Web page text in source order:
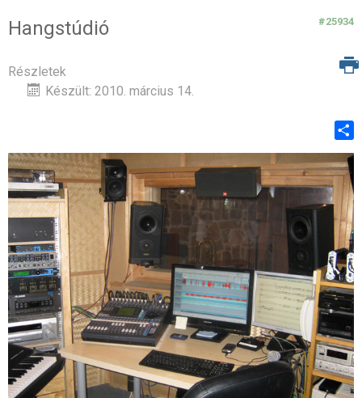
Hangstúdió #25934
Részletek
Készült: 2010. március 14.